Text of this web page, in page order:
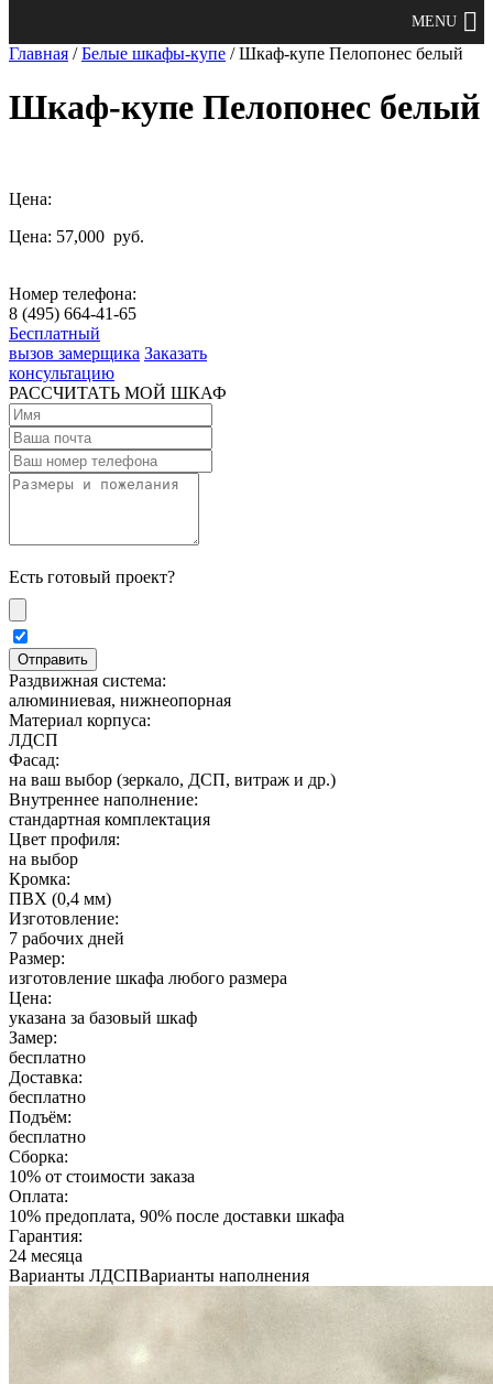
Главная /Белые шкафы-купе / Шкаф-купе Пелопонес белый
Шкаф-купе Пелопонес белый
Цена:
Цена: 57,000 руб.
Номер телефона:
8 (495) 664-41-65
Бесплатный
вызов замерщика Заказать
консультацию
РАССЧИТАТЬ МОЙ ШКАФ
Есть готовый проект?
Раздвижная система:
алюминиевая, нижнеопорная
Материал корпуса:
ЛДСП
Фасад:
на ваш выбор (зеркало, ДСП, витраж и др.)
Внутреннее наполнение:
стандартная комплектация
Цвет профиля:
на выбор
Кромка:
ПВХ (0,4 мм)
Изготовление:
7 рабочих дней
Размер:
изготовление шкафа любого размера
Цена:
указана за базовый шкаф
Замер:
бесплатно
Доставка:
бесплатно
Подъём:
бесплатно
Сборка:
10% от стоимости заказа
Оплата:
10% предоплата, 90% после доставки шкафа
Гарантия:
24 месяца
Варианты ЛДСПВарианты наполнения